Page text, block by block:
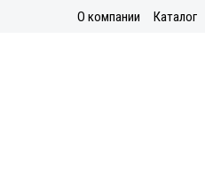
О компании Каталог